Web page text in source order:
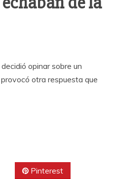
opinar sobre un
otra respuesta que
Pinterest